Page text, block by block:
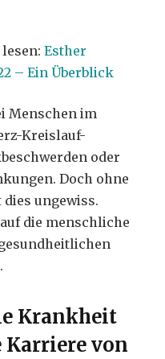
Esther
– Ein Überblick
Menschen im
Kreislauf-
oder
Doch ohne
ungewiss.
die menschliche
Krankheit
Karriere von